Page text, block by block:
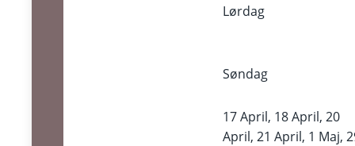
Lørdag
Søndag
17 April, 18 April, 20
April, 21 April, 1 Maj,